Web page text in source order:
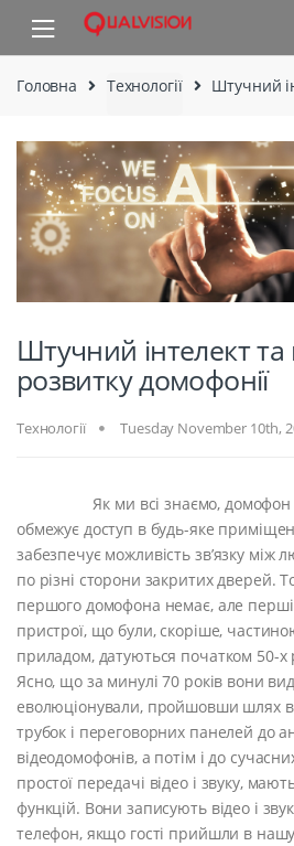
Skip to navigation
Skip to content
Головна Технології Штучний
Штучний інтелект
розвитку домофонії
Технології Tuesday November 10th,
Як ми всі знаємо, домофон –
обмежує доступ в будь-яке
забезпечує можливість зв’язку між
по різні сторони закритих дверей.
першого домофона немає, але перші
пристрої, що були, скоріше,
приладом, датуються початком 50-х
Ясно, що за минулі 70 років вони
еволюціонували, пройшовши шлях
трубок і переговорних панелей до
відеодомофонів, а потім і до
простої передачі відео і звуку,
функцій. Вони записують відео і
телефон, якщо гості прийшли в нашу